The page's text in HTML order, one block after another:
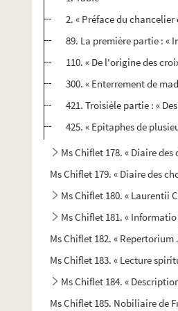
2. « Préface du
89. La première partie : «
110. « De l'origine des
300. « Enterrement de
421. Troisièle partie : «
425. « Epitaphes de
Ms Chiflet 178. « Diaire
Ms Chiflet 179. « Diaire des
Ms Chiflet 180. « Laurentii
Ms Chiflet 181. «
Ms Chiflet 182. «
Ms Chiflet 183. « Lecture
Ms Chiflet 184. «
Ms Chiflet 185. Nobiliaire de